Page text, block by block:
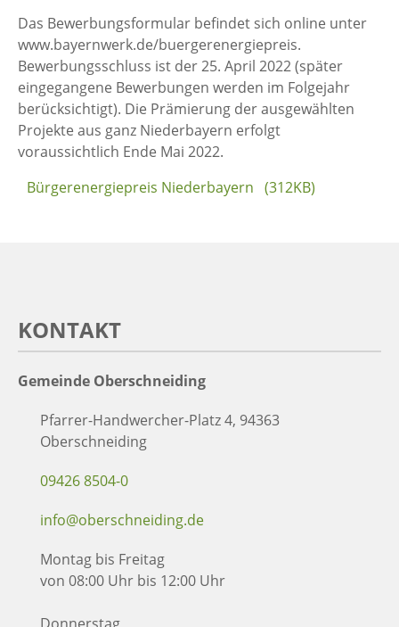
Das Bewerbungsformular befindet sich online unter
www.bayernwerk.de/buergerenergiepreis.
Bewerbungsschluss ist der 25. April 2022 (später
eingegangene Bewerbungen werden im Folgejahr
berücksichtigt). Die Prämierung der ausgewählten
Projekte aus ganz Niederbayern erfolgt
voraussichtlich Ende Mai 2022.
Bürgerenergiepreis Niederbayern (312KB)
KONTAKT
Gemeinde Oberschneiding
Pfarrer-Handwercher-Platz 4, 94363
Oberschneiding
09426 8504-0
info@oberschneiding.de
Montag bis Freitag
von 08:00 Uhr bis 12:00 Uhr